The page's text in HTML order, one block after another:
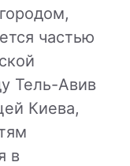
частью
Тель-Авив
Киева,
в